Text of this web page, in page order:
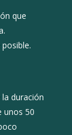
que
duración
unos 50